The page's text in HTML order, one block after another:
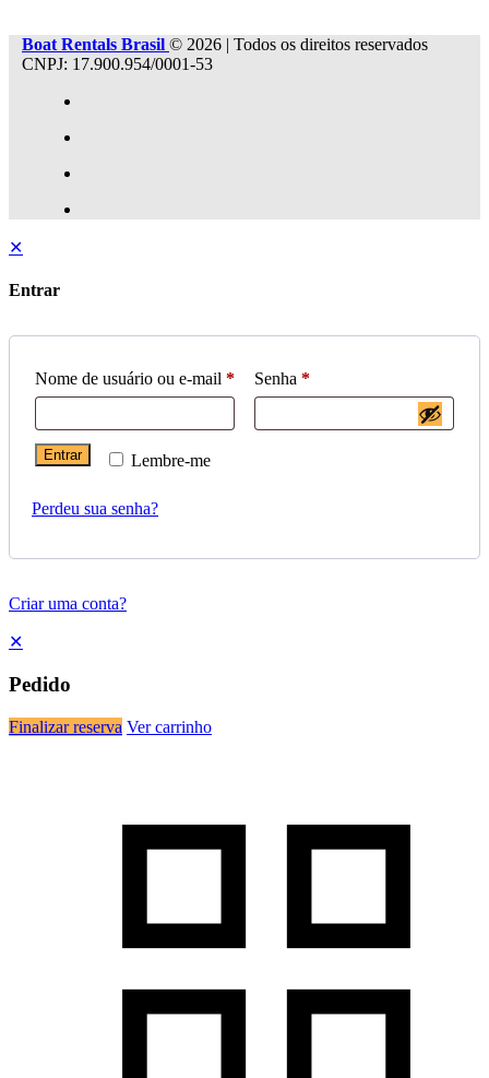
Boat Rentals Brasil © 2026 | Todos os direitos reservados
CNPJ: 17.900.954/0001-53
✕
Entrar
Nome de usuário ou e-mail * Senha *
Lembre-me
Entrar
Perdeu sua senha?
Criar uma conta?
✕
Pedido
Finalizar reserva Ver carrinho